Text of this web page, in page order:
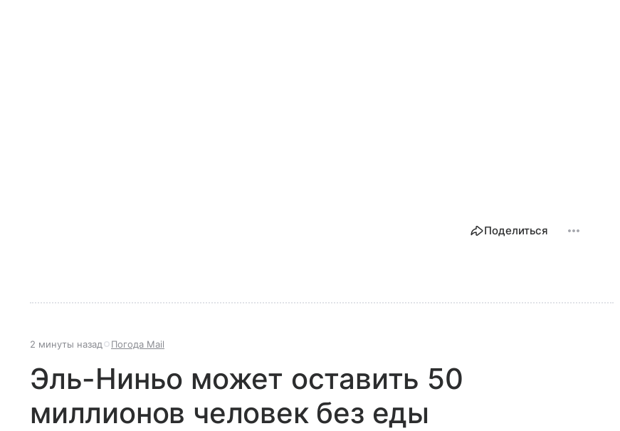
Поделиться
2 минуты назад Погода Mail
Эль-Ниньо может оставить 50
миллионов человек без еды